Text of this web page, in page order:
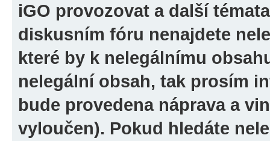
iGO provozovat a další
diskusním fóru nenajdete
které by k nelegálnímu
nelegální obsah, tak prosím
bude provedena náprava a
vyloučen). Pokud hledáte